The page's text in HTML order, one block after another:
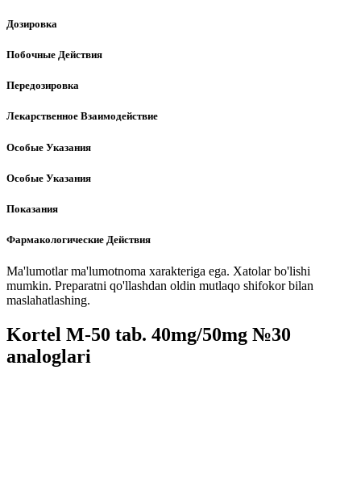
Дозировка
Побочные Действия
Передозировка
Лекарственное Взаимодействие
Особые Указания
Особые Указания
Показания
Фармакологические Действия
Ma'lumotlar ma'lumotnoma xarakteriga ega. Xatolar bo'lishi
mumkin. Preparatni qo'llashdan oldin mutlaqo shifokor bilan
maslahatlashing.
Kortel M-50 tab. 40mg/50mg №30
analoglari